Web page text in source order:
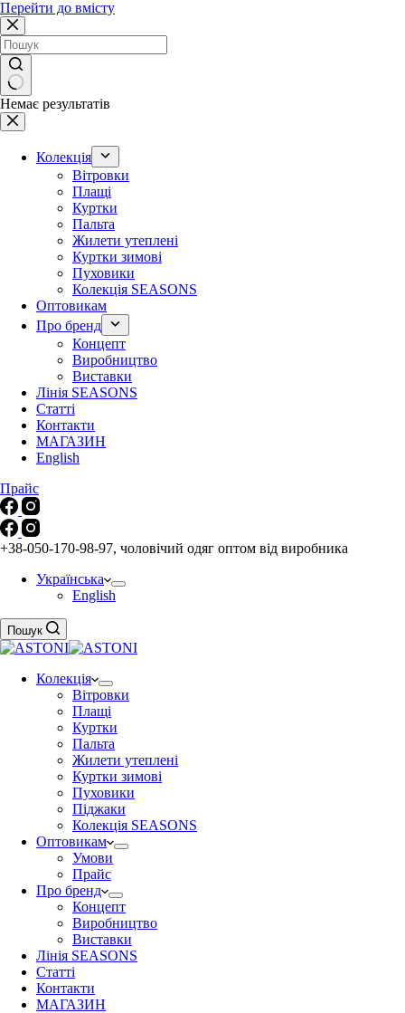
Перейти до вмісту
Немає результатів
Колекція
Вітровки
Плащі
Куртки
Пальта
Жилети утеплені
Куртки зимові
Пуховики
Колекція SEASONS
Оптовикам
Про бренд
Концепт
Виробництво
Виставки
Лінія SEASONS
Статті
Контакти
МАГАЗИН
English
Прайс
+38-050-170-98-97, чоловічий одяг оптом від виробника
Українська
English
Пошук
Колекція
Вітровки
Плащі
Куртки
Пальта
Жилети утеплені
Куртки зимові
Пуховики
Піджаки
Колекція SEASONS
Оптовикам
Умови
Прайс
Про бренд
Концепт
Виробництво
Виставки
Лінія SEASONS
Статті
Контакти
МАГАЗИН